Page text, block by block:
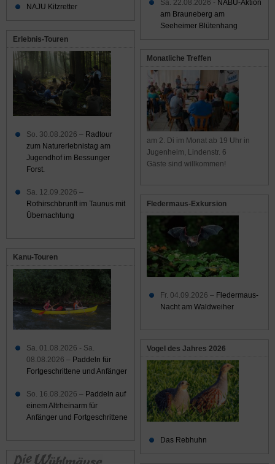
Sa. 22.08.2026 - NABU-Aktion
am Brauneberg am
Seeheimer Blütenhang
Monatliche Treffen
am 2. Di im Monat ab 19 Uhr in
Jugenheim, Lindenstr. 6
Gäste sind willkommen!
Fledermaus-Exkursion
Fr. 04.09.2026 – Fledermaus-
Nacht am Waldweiher
Vogel des Jahres 2026
Das Rebhuhn
NAJU Kitzretter
Erlebnis-Touren
So. 30.08.2026 – Radtour
zum Naturerlebnistag am
Jugendhof im Bessunger
Forst.
Sa. 12.09.2026 –
Rothirschbrunft im Taunus mit
Übernachtung
Kanu-Touren
Sa. 01.08.2026 - Sa.
08.08.2026 – Paddeln für
Fortgeschrittene und Anfänger
So. 16.08.2026 – Paddeln auf
einem Altrheinarm für
Anfänger und Fortgeschrittene